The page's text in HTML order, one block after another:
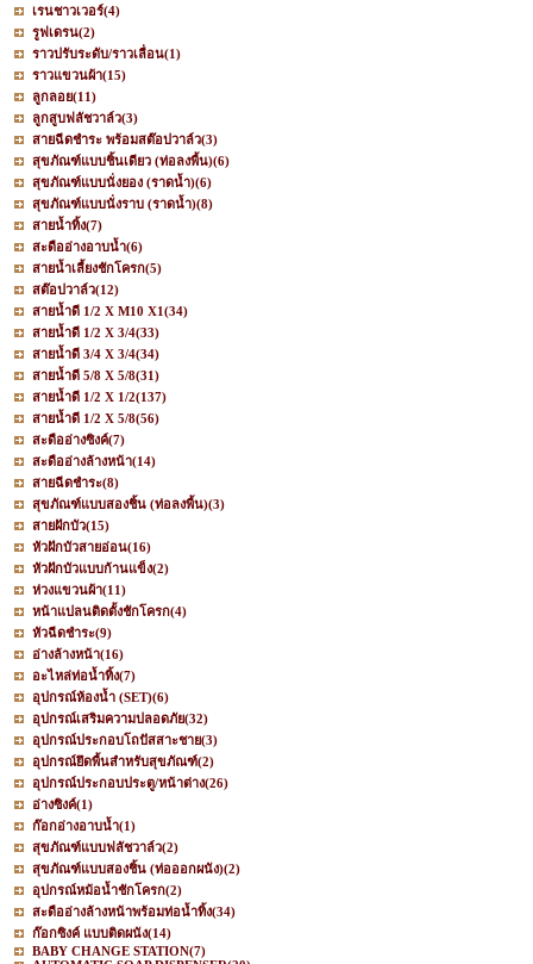
เรนชาวเวอร์(4)
รูฟเดรน(2)
ราวปรับระดับ/ราวเลื่อน(1)
ราวแขวนผ้า(15)
ลูกลอย(11)
ลูกสูบฟลัชวาล์ว(3)
สายฉีดชำระ พร้อมสต๊อปวาล์ว(3)
สุขภัณฑ์แบบชิ้นเดียว (ท่อลงพื้น)(6)
สุขภัณฑ์แบบนั่งยอง (ราดน้ำ)(6)
สุขภัณฑ์แบบนั่งราบ (ราดน้ำ)(8)
สายน้ำทิ้ง(7)
สะดืออ่างอาบน้ำ(6)
สายน้ำเลี้ยงชักโครก(5)
สต๊อปวาล์ว(12)
สายน้ำดี 1/2 X M10 X1(34)
สายน้ำดี 1/2 X 3/4(33)
สายน้ำดี 3/4 X 3/4(34)
สายน้ำดี 5/8 X 5/8(31)
สายน้ำดี 1/2 X 1/2(137)
สายน้ำดี 1/2 X 5/8(56)
สะดืออ่างซิงค์(7)
สะดืออ่างล้างหน้า(14)
สายฉีดชำระ(8)
สุขภัณฑ์แบบสองชิ้น (ท่อลงพื้น)(3)
สายฝักบัว(15)
หัวฝักบัวสายอ่อน(16)
หัวฝักบัวแบบก้านแข็ง(2)
ห่วงแขวนผ้า(11)
หน้าแปลนติดตั้งชักโครก(4)
หัวฉีดชำระ(9)
อ่างล้างหน้า(16)
อะไหล่ท่อน้ำทิ้ง(7)
อุปกรณ์ห้องน้ำ (SET)(6)
อุปกรณ์เสริมความปลอดภัย(32)
อุปกรณ์ประกอบโถปัสสาะชาย(3)
อุปกรณ์ยึดพื้นสำหรับสุขภัณฑ์(2)
อุปกรณ์ประกอบประตู/หน้าต่าง(26)
อ่างซิงค์(1)
ก๊อกอ่างอาบน้ำ(1)
สุขภัณฑ์แบบฟลัชวาล์ว(2)
สุขภัณฑ์แบบสองชิ้น (ท่อออกผนัง)(2)
อุปกรณ์หม้อน้ำชักโครก(2)
สะดืออ่างล้างหน้าพร้อมท่อน้ำทิ้ง(34)
ก๊อกซิงค์ แบบติดผนัง(14)
BABY CHANGE STATION(7)